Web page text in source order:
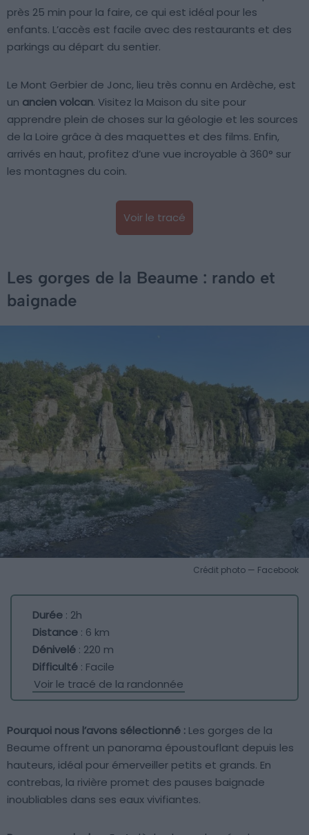
près 25 min pour la faire, ce qui est idéal pour les
enfants. L’accès est facile avec des restaurants et des
parkings au départ du sentier.
Le Mont Gerbier de Jonc, lieu très connu en Ardèche, est
un ancien volcan. Visitez la Maison du site pour
apprendre plein de choses sur la géologie et les sources
de la Loire grâce à des maquettes et des films. Enfin,
arrivés en haut, profitez d’une vue incroyable à 360° sur
les montagnes du coin.
Voir le tracé
Les gorges de la Beaume : rando et
baignade
Crédit photo — Facebook
Durée : 2h
Distance : 6 km
Dénivelé : 220 m
Difficulté : Facile
Voir le tracé de la randonnée
Pourquoi nous l’avons sélectionné : Les gorges de la
Beaume offrent un panorama époustouflant depuis les
hauteurs, idéal pour émerveiller petits et grands. En
contrebas, la rivière promet des pauses baignade
inoubliables dans ses eaux vivifiantes.